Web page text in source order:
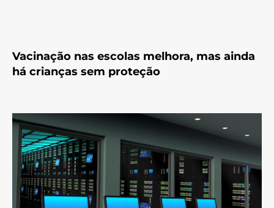
Vacinação nas escolas melhora, mas ainda
há crianças sem proteção